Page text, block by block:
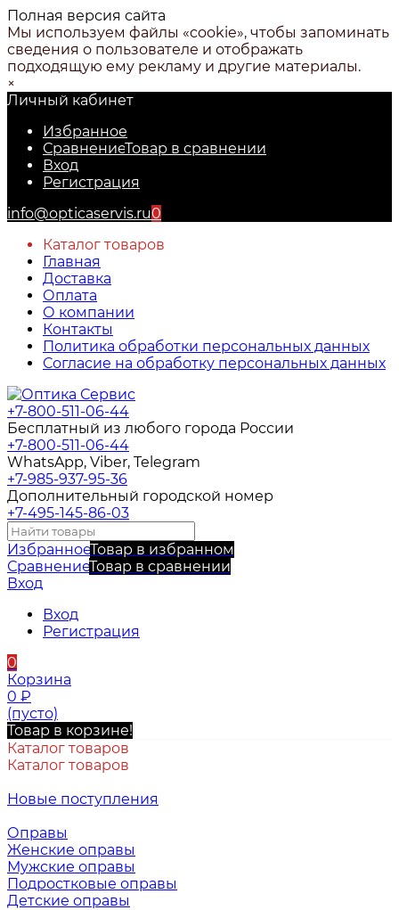
Полная версия сайта
Мы используем файлы «cookie», чтобы запоминать
сведения о пользователе и отображать
подходящую ему рекламу и другие материалы.
×
Личный кабинет
Избранное
СравнениеТовар в сравнении
Вход
Регистрация
info@opticaservis.ru0
Каталог товаров
Главная
Доставка
Оплата
О компании
Контакты
Политика обработки персональных данных
Согласие на обработку персональных данных
+7-800-511-06-44
Бесплатный из любого города России
+7-800-511-06-44
WhatsApp, Viber, Telegram
+7-985-937-95-36
Дополнительный городской номер
+7-495-145-86-03
ИзбранноеТовар в избранном
СравнениеТовар в сравнении
Вход
Вход
Регистрация
0
Корзина
0 ₽
(пусто)
Товар в корзине!
Каталог товаров
Каталог товаров
Новые поступления
Оправы
Женские оправы
Мужские оправы
Подростковые оправы
Детские оправы